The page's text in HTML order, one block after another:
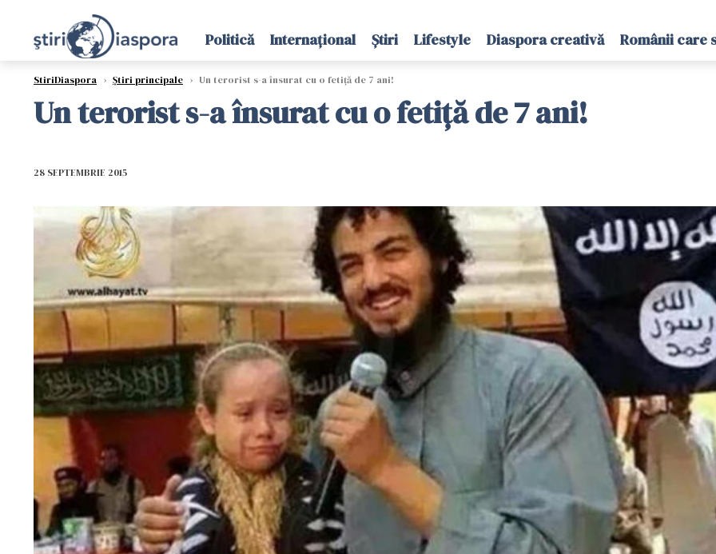
Politică Internațional Știri Lifestyle Diaspora creativă Românii care
StiriDiaspora › Știri principale › Un terorist s-a însurat cu o fetiță de 7 ani!
Un terorist s-a însurat cu o fetiță de 7 ani!
28 SEPTEMBRIE 2015